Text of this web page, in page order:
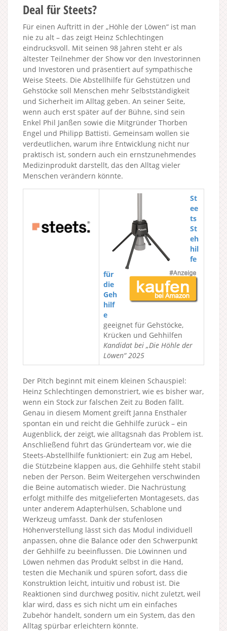
Deal für Steets?
Für einen Auftritt in der „Höhle der Löwen“ ist man
nie zu alt – das zeigt Heinz Schlechtingen
eindrucksvoll. Mit seinen 98 Jahren steht er als
ältester Teilnehmer der Show vor den Investorinnen
und Investoren und präsentiert auf sympathische
Weise Steets. Die Abstellhilfe für Gehstützen und
Gehstöcke soll Menschen mehr Selbstständigkeit
und Sicherheit im Alltag geben. An seiner Seite,
wenn auch erst später auf der Bühne, sind sein
Enkel Phil Janßen sowie die Mitgründer Thorben
Engel und Philipp Battisti. Gemeinsam wollen sie
verdeutlichen, warum ihre Entwicklung nicht nur
praktisch ist, sondern auch ein ernstzunehmendes
Medizinprodukt darstellt, das den Alltag vieler
Menschen verändern könnte.
St
ee
ts
St
eh
hil
fe
für
die
Geh
hilf
e
geeignet für Gehstöcke,
Krücken und Gehhilfen
Kandidat bei „Die Höhle der
Löwen“ 2025
Der Pitch beginnt mit einem kleinen Schauspiel:
Heinz Schlechtingen demonstriert, wie es bisher war,
wenn ein Stock zur falschen Zeit zu Boden fällt.
Genau in diesem Moment greift Janna Ensthaler
spontan ein und reicht die Gehhilfe zurück – ein
Augenblick, der zeigt, wie alltagsnah das Problem ist.
Anschließend führt das Gründerteam vor, wie die
Steets-Abstellhilfe funktioniert: ein Zug am Hebel,
die Stützbeine klappen aus, die Gehhilfe steht stabil
neben der Person. Beim Weitergehen verschwinden
die Beine automatisch wieder. Die Nachrüstung
erfolgt mithilfe des mitgelieferten Montagesets, das
unter anderem Adapterhülsen, Schablone und
Werkzeug umfasst. Dank der stufenlosen
Höhenverstellung lässt sich das Modul individuell
anpassen, ohne die Balance oder den Schwerpunkt
der Gehhilfe zu beeinflussen. Die Löwinnen und
Löwen nehmen das Produkt selbst in die Hand,
testen die Mechanik und spüren sofort, dass die
Konstruktion leicht, intuitiv und robust ist. Die
Reaktionen sind durchweg positiv, nicht zuletzt, weil
klar wird, dass es sich nicht um ein einfaches
Zubehör handelt, sondern um ein System, das den
Alltag spürbar erleichtern könnte.